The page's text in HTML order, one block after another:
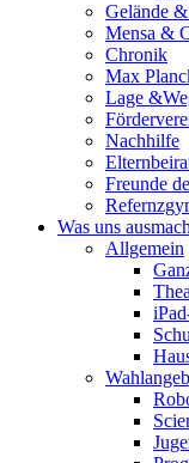
Gelände
Mensa &
Chronik
Max
Lage
Nachhilfe
Freunde
Was uns
Allgemein